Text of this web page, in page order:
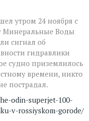
утром 24 ноября с
Минеральные Воды
сигнал об
гидравлики
судно приземлилось
времени, никто
пострадал.
odin-superjet-100-
v-rossiyskom-gorode/